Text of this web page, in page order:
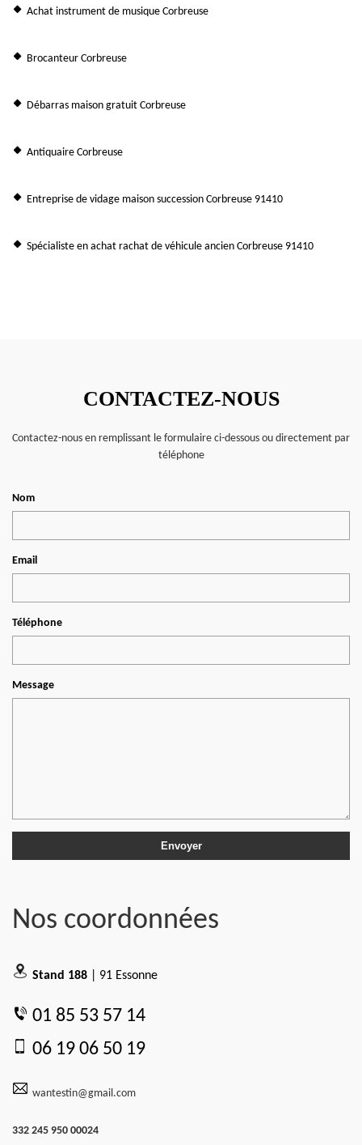
Achat instrument de musique Corbreuse
Brocanteur Corbreuse
Débarras maison gratuit Corbreuse
Antiquaire Corbreuse
Entreprise de vidage maison succession Corbreuse 91410
Spécialiste en achat rachat de véhicule ancien Corbreuse 91410
CONTACTEZ-NOUS
Contactez-nous en remplissant le formulaire ci-dessous ou directement par
téléphone
Nom
Email
Téléphone
Message
Nos coordonnées
Stand 188 | 91 Essonne
01 85 53 57 14
06 19 06 50 19
wantestin@gmail.com
332 245 950 00024